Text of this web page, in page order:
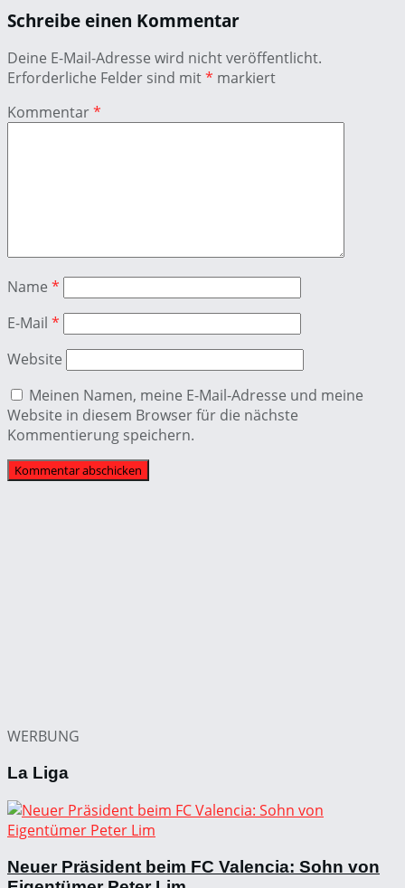
Schreibe einen Kommentar
Deine E-Mail-Adresse wird nicht veröffentlicht.
Erforderliche Felder sind mit* markiert
Kommentar*
Name *
E-Mail *
Website
Meinen Namen, meine E-Mail-Adresse und meine
Website in diesem Browser für die nächste
Kommentierung speichern.
WERBUNG
La Liga
Neuer Präsident beim FC Valencia: Sohn von